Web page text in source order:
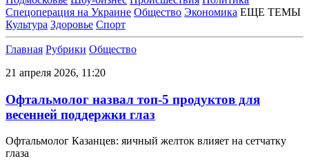
Спецоперация на Украине Общество Экономика ЕЩЕ ТЕМЫ
Культура Здоровье Спорт
Главная Рубрики Общество
21 апреля 2026, 11:20
Офтальмолог назвал топ-5 продуктов для
весенней поддержки глаз
Офтальмолог Казанцев: яичный желток влияет на сетчатку
глаза